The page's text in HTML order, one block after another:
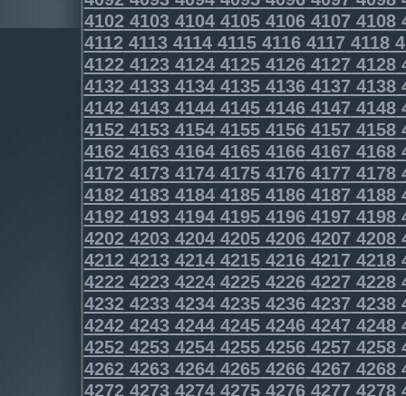
4102410341044105410641074108
4112411341144115411641174118
4122412341244125412641274128
4132413341344135413641374138
4142414341444145414641474148
4152415341544155415641574158
4162416341644165416641674168
4172417341744175417641774178
4182418341844185418641874188
4192419341944195419641974198
4202420342044205420642074208
4212421342144215421642174218
4222422342244225422642274228
4232423342344235423642374238
4242424342444245424642474248
4252425342544255425642574258
4262426342644265426642674268
4272427342744275427642774278